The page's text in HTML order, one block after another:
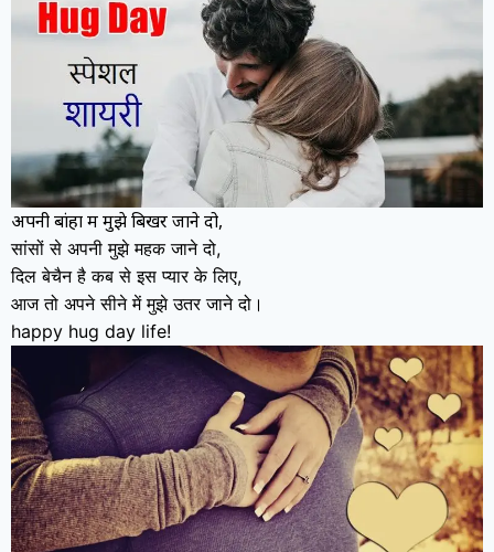
अपनी बांहों में मुझे बिखर जाने दो,
सांसों से अपनी मुझे महक जाने दो,
दिल बेचैन है कब से इस प्यार के लिए,
आज तो अपने सीने में मुझे उतर जाने दो।
happy hug day life!